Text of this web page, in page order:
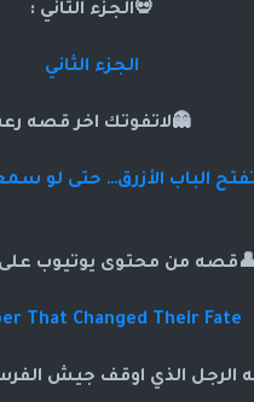
💀الجزء الثاني :
الجزء الثاني
👻لاتفوتك اخر قصه
تفتح الباب الأزرق… حتى لو
من محتوى يوتيوب على
That Changed Their Fate
الرجل الذي اوقف جيش